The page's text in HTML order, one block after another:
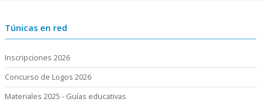
Túnicas en red
Inscripciones 2026
Concurso de Logos 2026
Materiales 2025 - Guías educativas